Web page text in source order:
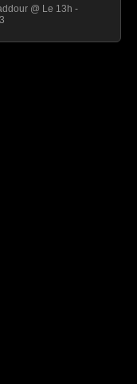
@ Le 13h -